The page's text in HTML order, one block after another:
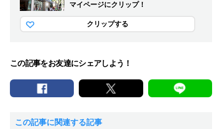
マイページにクリップ！
クリップする
この記事をお友達にシェアしよう！
この記事に関連する記事